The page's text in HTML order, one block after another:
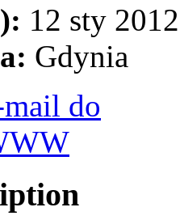
12 sty
Gdynia
do